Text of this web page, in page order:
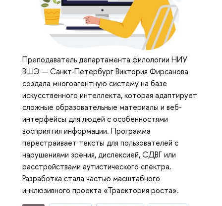
Преподаватель департамента филологии НИУ
ВШЭ — Санкт-Петербург Виктория Фирсанова
создала многоагентную систему на базе
искусственного интеллекта, которая адаптирует
сложные образовательные материалы и веб-
интерфейсы для людей с особенностями
восприятия информации. Программа
перестраивает тексты для пользователей с
нарушениями зрения, дислексией, СДВГ или
расстройствами аутистического спектра.
Разработка стала частью масштабного
инклюзивного проекта «Траектория роста».